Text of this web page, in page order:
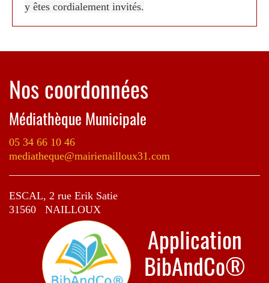
Nous avons terminé à
19h30 à la Librairie
Détours
où nous avons continué à voyager avec
des textes scandinaves puis nous avons fini cette
journée avec une auberge norvégienne.
y êtes cordialement invités.
Inscriptions à la médiathèque 15 jours avant la
Facebook @TheatredelaCiteCDN
Pour plus d'informations sur les spectacles
vous pouvez consulter le site du Théâtre de la
Cité :https://theatre-cite.c om
Nos coordonnées
Médiathèque Municipale
05 34 66 10 46
mediatheque@mairienailloux31.com
ESCAL, 2 rue Erik Satie
31560 NAILLOUX
Application
BibAndCo®